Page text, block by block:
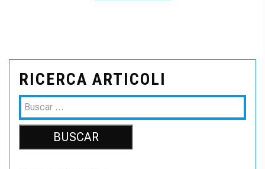
RICERCA ARTICOLI